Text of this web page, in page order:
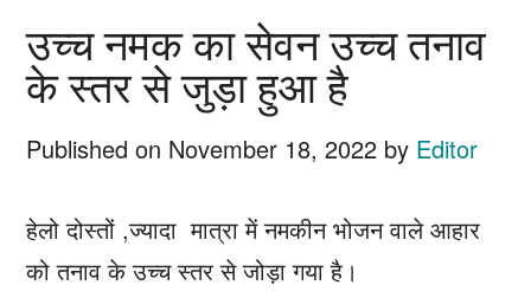
Hindi
उच्च नमक का सेवन उच्च तनाव
के स्तर से जुड़ा हुआ है
Published on November 18, 2022 by Editor
हेलो दोस्तों ,ज्यादा मात्रा में नमकीन भोजन वाले आहार
को तनाव के उच्च स्तर से जोड़ा गया है।